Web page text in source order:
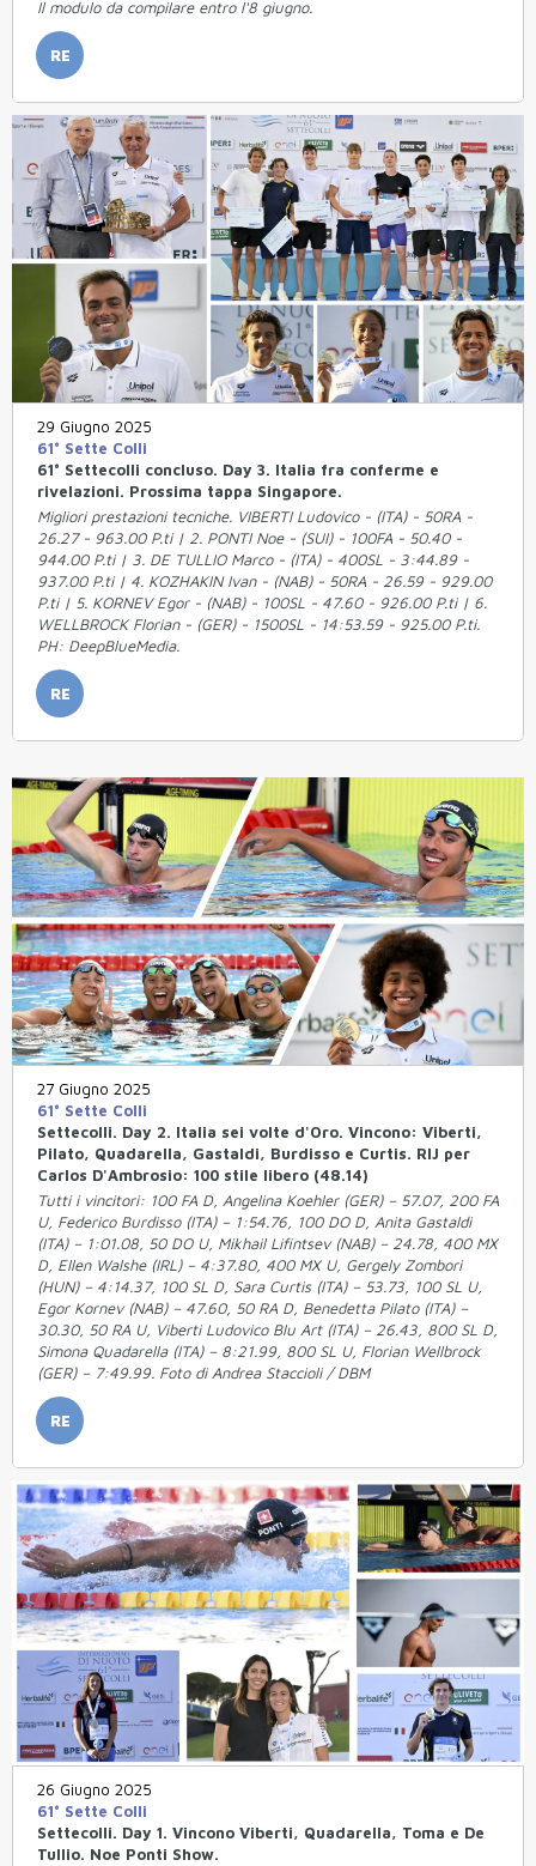
Il modulo da compilare entro l'8 giugno.
RE
29 Giugno 2025
61° Sette Colli
61° Settecolli concluso. Day 3. Italia fra conferme e
rivelazioni. Prossima tappa Singapore.
Migliori prestazioni tecniche. VIBERTI Ludovico - (ITA) - 50RA -
26.27 - 963.00 P.ti | 2. PONTI Noe - (SUI) - 100FA - 50.40 -
944.00 P.ti | 3. DE TULLIO Marco - (ITA) - 400SL - 3:44.89 -
937.00 P.ti | 4. KOZHAKIN Ivan - (NAB) - 50RA - 26.59 - 929.00
P.ti | 5. KORNEV Egor - (NAB) - 100SL - 47.60 - 926.00 P.ti | 6.
WELLBROCK Florian - (GER) - 1500SL - 14:53.59 - 925.00 P.ti.
PH: DeepBlueMedia.
RE
27 Giugno 2025
61° Sette Colli
Settecolli. Day 2. Italia sei volte d'Oro. Vincono: Viberti,
Pilato, Quadarella, Gastaldi, Burdisso e Curtis. RIJ per
Carlos D'Ambrosio: 100 stile libero (48.14)
Tutti i vincitori: 100 FA D, Angelina Koehler (GER) – 57.07, 200 FA
U, Federico Burdisso (ITA) – 1:54.76, 100 DO D, Anita Gastaldi
(ITA) – 1:01.08, 50 DO U, Mikhail Lifintsev (NAB) – 24.78, 400 MX
D, Ellen Walshe (IRL) – 4:37.80, 400 MX U, Gergely Zombori
(HUN) – 4:14.37, 100 SL D, Sara Curtis (ITA) – 53.73, 100 SL U,
Egor Kornev (NAB) – 47.60, 50 RA D, Benedetta Pilato (ITA) –
30.30, 50 RA U, Viberti Ludovico Blu Art (ITA) – 26.43, 800 SL D,
Simona Quadarella (ITA) – 8:21.99, 800 SL U, Florian Wellbrock
(GER) – 7:49.99. Foto di Andrea Staccioli / DBM
RE
26 Giugno 2025
61° Sette Colli
Settecolli. Day 1. Vincono Viberti, Quadarella, Toma e De
Tullio. Noe Ponti Show.